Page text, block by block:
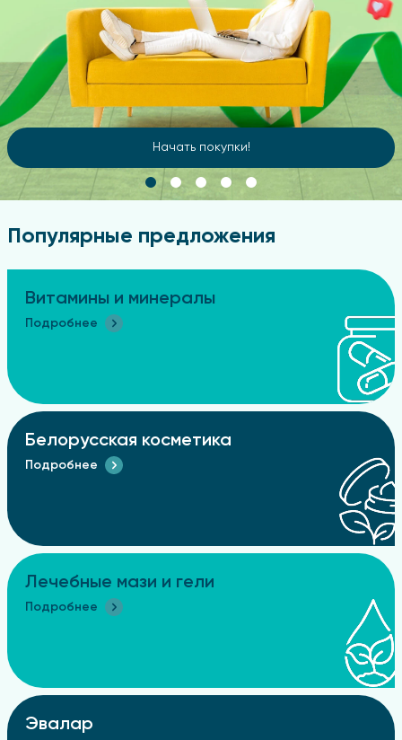
Начать покупки!
Популярные предложения
Витамины и минералы
Подробнее
Белорусская косметика
Подробнее
Лечебные мази и гели
Подробнее
Эвалар